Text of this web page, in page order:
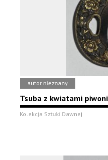
autor nieznany
Tsuba z kwiatami
Kolekcja Sztuki Dawnej